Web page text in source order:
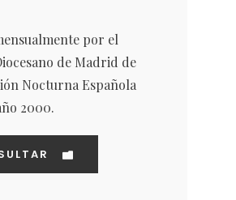
por el
de Madrid de
Nocturna Española
2000.